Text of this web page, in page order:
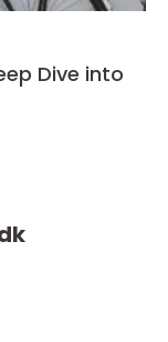
Dive into